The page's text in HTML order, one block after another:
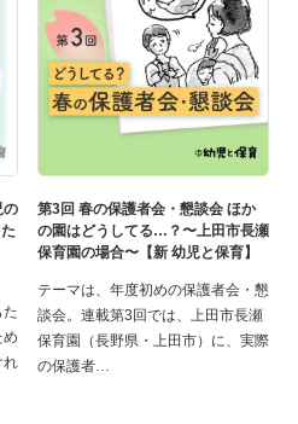
の
め
れ
第3回 春の保護者会・懇談会 ほか
の園はどうしてる…？〜上田市長瀬
保育園の場合〜【新 幼児と保育】
テーマは、年度初めの保護者会・懇
談会。連載第3回では、上田市長瀬
保育園（長野県・上田市）に、実際
の保護者